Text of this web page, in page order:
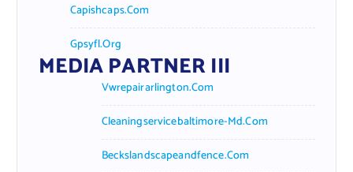
Capishcaps.com
Gpsyfl.org
MEDIA PARTNER III
Vwrepairarlington.com
Cleaningservicebaltimore-Md.com
Beckslandscapeandfence.com